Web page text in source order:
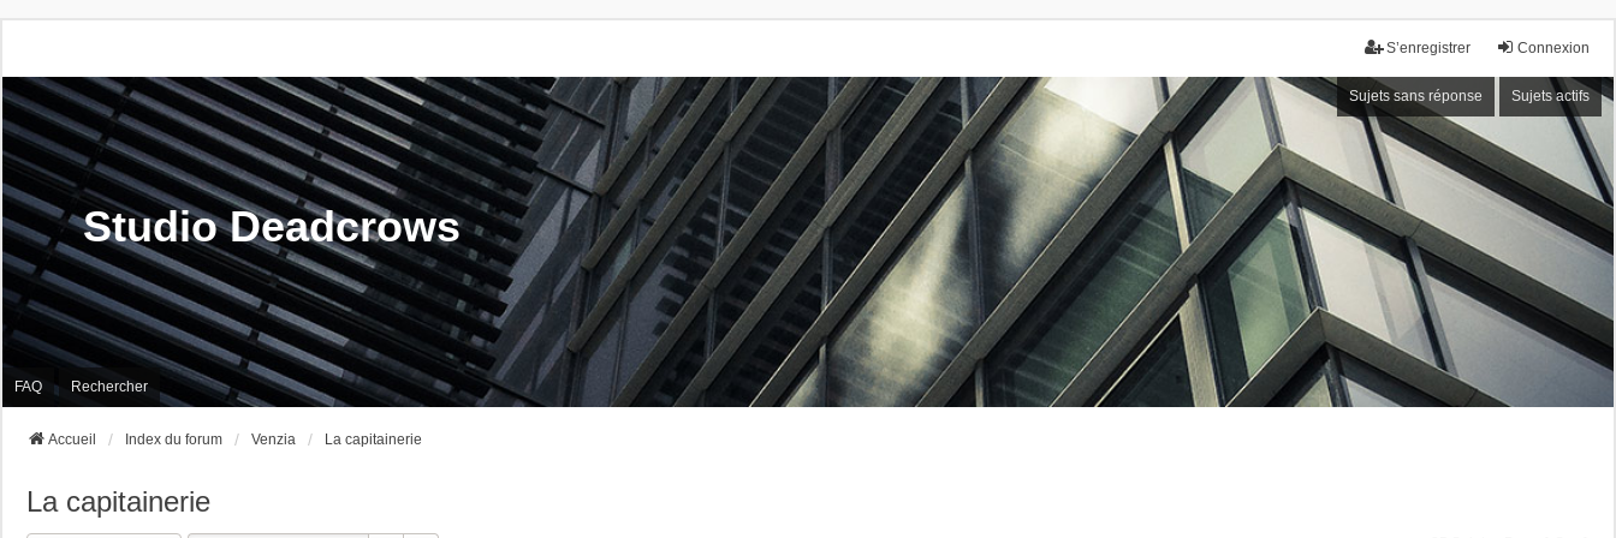
Connexion
S’enregistrer
Sujets sans réponse Sujets actifs
Studio Deadcrows
FAQ Rechercher
Accueil Index du forum Venzia La capitainerie
La capitainerie